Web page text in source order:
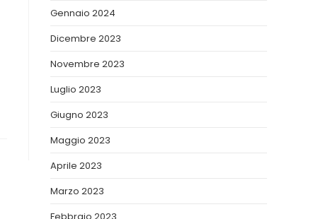
Gennaio 2024
Dicembre 2023
Novembre 2023
Luglio 2023
Giugno 2023
Maggio 2023
Aprile 2023
Marzo 2023